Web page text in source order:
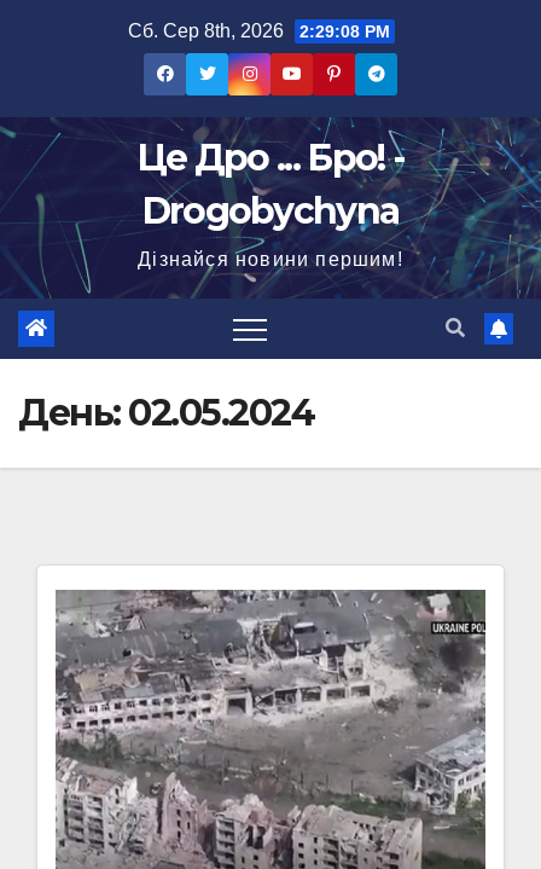
Сб. Сер 8th, 2026 2:29:09 PM
Це Дро ... Бро! -
Drogobychyna
Дізнайся новини першим!
День:02.05.2024